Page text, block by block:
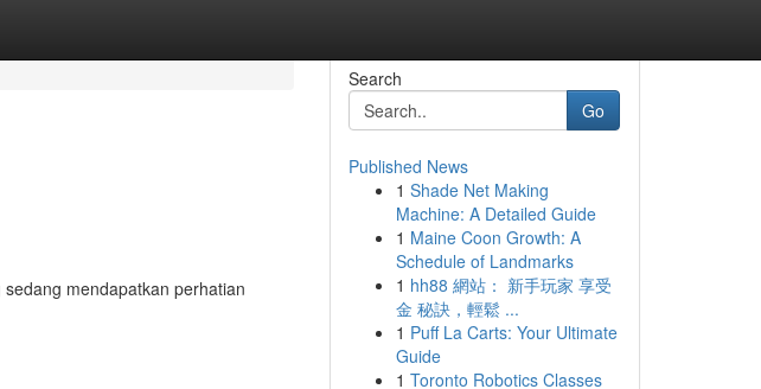
mendapatkan perhatian
Search
Go
Published News
1 Shade Net Making
Machine: A Detailed Guide
1 Maine Coon Growth: A
Schedule of Landmarks
1 hh88 網站： 新手玩家 享受
金 秘訣，輕鬆 ...
1 Puff La Carts: Your Ultimate
Guide
1 Toronto Robotics Classes